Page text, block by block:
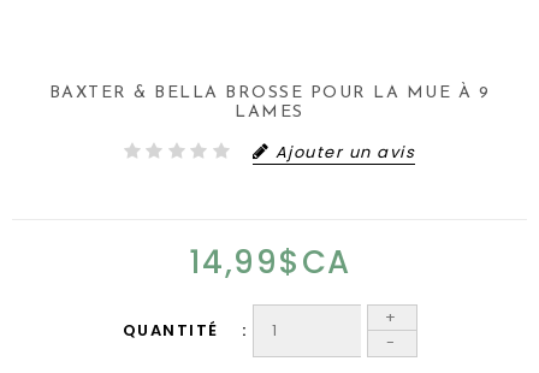
BAXTER & BELLA BROSSE POUR LA MUE À 9
LAMES
Ajouter un avis
14,99$CA
QUANTITÉ
+
-